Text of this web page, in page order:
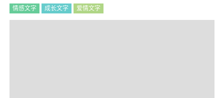
情感文字 成长文字 爱情文字